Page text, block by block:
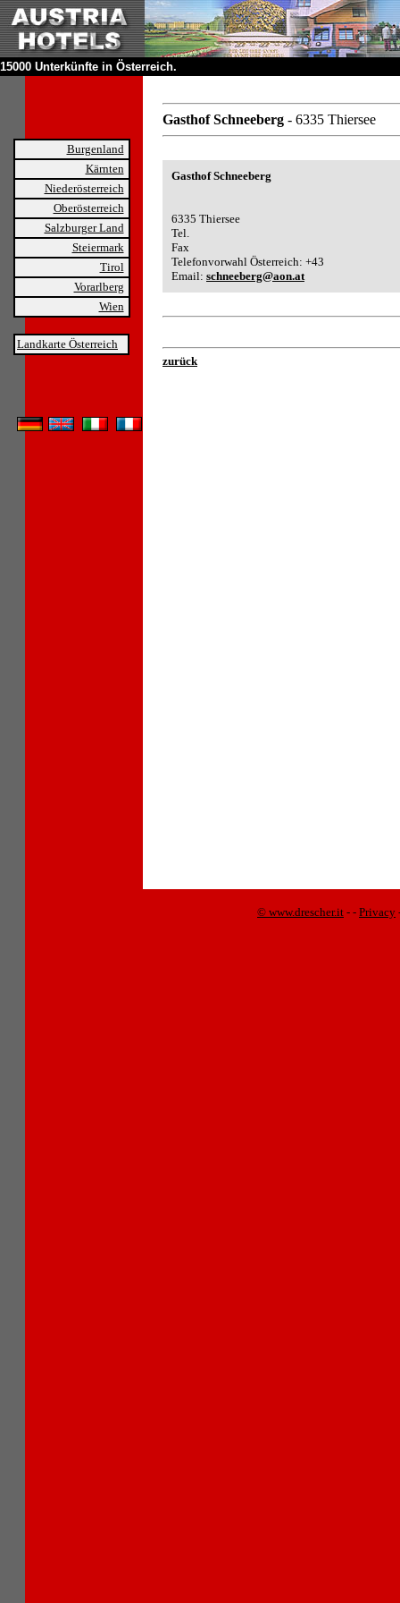
15000 Unterkünfte in Österreich.
Burgenland
Kärnten
Niederösterreich
Oberösterreich
Salzburger Land
Steiermark
Tirol
Vorarlberg
Wien
Landkarte Österreich
Gasthof Schneeberg - 6335 Thiersee
Gasthof Schneeberg
6335 Thiersee
Tel.
Fax
Telefonvorwahl Österreich: +43
Email: schneeberg@aon.at
zurück
© www.drescher.it - - Privacy